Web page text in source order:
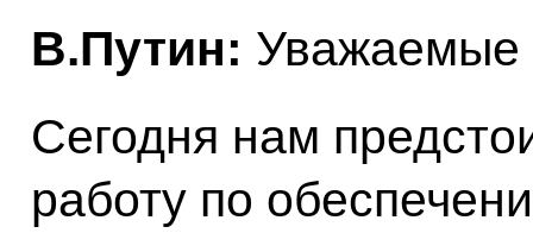
В.Путин: Уважаемые
Сегодня нам
работу по